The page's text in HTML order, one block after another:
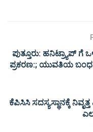
ಪುತ್ತೂರು: ಹನಿಟ್ರ್ಯಾಪ್ ಗೆ
ಪ್ರಕರಣ:; ಯುವತಿಯ
ಕೆಪಿಸಿಸಿ ಸದಸ್ಯಸ್ಥಾನಕ್ಕೆ